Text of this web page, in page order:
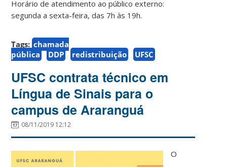
Horário de atendimento ao público externo:
segunda a sexta-feira, das 7h às 19h.
Tags: chamada
pública
DDP redistribuição UFSC
UFSC contrata técnico em
Língua de Sinais para o
campus de Araranguá
08/11/2019 12:12
O